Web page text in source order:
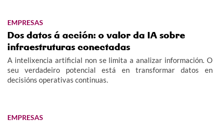
EMPRESAS
Dos datos á acción: o valor da IA sobre
infraestruturas conectadas
A intelixencia artificial non se limita a analizar información. O
seu verdadeiro potencial está en transformar datos en
decisións operativas continuas.
EMPRESAS